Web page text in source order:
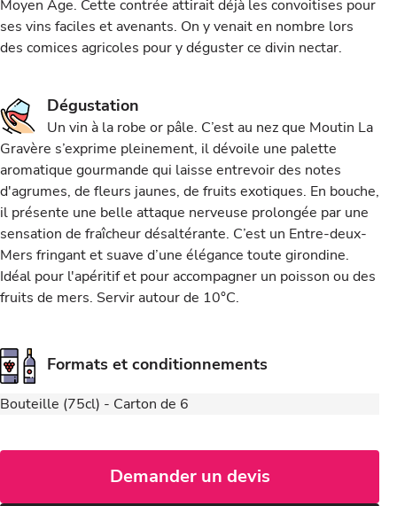
Moyen Âge. Cette contrée attirait déjà les convoitises pour
ses vins faciles et avenants. On y venait en nombre lors
des comices agricoles pour y déguster ce divin nectar.
Dégustation
Un vin à la robe or pâle. C’est au nez que Moutin La
Gravère s’exprime pleinement, il dévoile une palette
aromatique gourmande qui laisse entrevoir des notes
d'agrumes, de fleurs jaunes, de fruits exotiques. En bouche,
il présente une belle attaque nerveuse prolongée par une
sensation de fraîcheur désaltérante. C’est un Entre-deux-
Mers fringant et suave d’une élégance toute girondine.
Idéal pour l'apéritif et pour accompagner un poisson ou des
fruits de mers. Servir autour de 10°C.
Formats et conditionnements
Bouteille (75cl) - Carton de 6
Demander un devis